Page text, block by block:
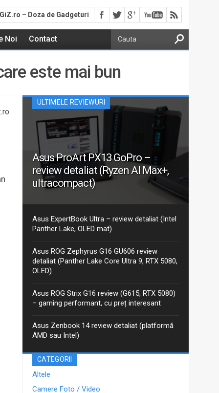
GiZ.ro – Doza de Gadgeturi
Noi Contact
este mai bun
ULTIMELE REVIEWURI
Asus ProArt PX13 GoPro –
review detaliat (Ryzen AI Max+,
ultracompact)
Aceasta este recenzia mea detaliată pentru varianta
actualizată 2026 GoPro Edition din seria Asus ProArt
PX13. Am discutat despre ProArt PX13 într-un articol
anterior, iar între timp Asus a...
Asus ExpertBook Ultra – review detaliat (Intel
Panther Lake, OLED mat)
Asus ROG Zephyrus G16 GU606 review
detaliat (Panther Lake Core Ultra 9, RTX 5080,
OLED)
Asus ROG Strix G16 review (G615, RTX 5080)
– gaming performant, cu preț interesant
Asus Zenbook 14 review detaliat (platformă
AMD sau Intel)
CATEGORII
Altele
Camere Foto / Video